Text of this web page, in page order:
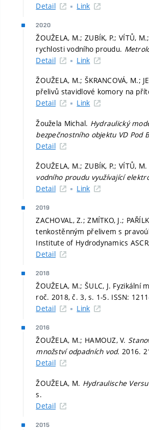
Detail
Link
2020
ŽOUŽELA, M.; ZUBÍK, P.; VÍTŮ,
rychlosti vodního proudu.
Detail
Link
ŽOUŽELA, M.; ŠKRANCOVÁ,
přelivů stavidlové komory na
Detail
Link
Žoužela Michal. Hydraulický
bezpečnostního objektu VD Pod
Detail
ŽOUŽELA, M.; ZUBÍK, P.; VÍTŮ, M.
vodního proudu využívající
Detail
Link
2019
ZACHOVAL, Z.; ZMÍTKO, J.;
tenkostěnným přelivem s
Institute of Hydrodynamics
Detail
2018
ŽOUŽELA, M.; ŠULC, J.
roč. 2018, č. 3,s. 1-5. ISSN:
Detail
Link
2016
ŽOUŽELA, M.; HAMOUZ, V.
množství odpadních vod.2016.
Detail
ŽOUŽELA, M. Hydraulische
s.
Detail
2015